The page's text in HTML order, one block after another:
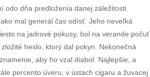
odo dňa predloženia danej záležitosti
mal generál čas odísť. Jeho neveľká
na jadrové pokusy, bol na verande počuť
heslo, ktorý dal pokyn. Nekonečná
aby ho vzal diabol. Najlepšie, a
percento úveru, v ústach cigaru a žuvacej